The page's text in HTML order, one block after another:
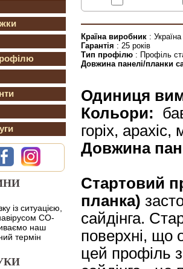
із ситуацією,
CO-
наш
термін
Країна виробник : Україна
Гарантія : 25 років
Тип профілю : Профіль
Довжина панелі/планки
Одиниця
Кольори:
горіх,
Довжина
Стартовий
планка)
сайдінга.
поверхні, що
цей профіль